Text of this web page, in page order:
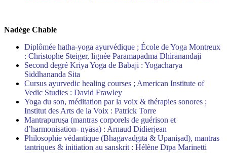
Nadège Chable
Diplômée hatha-yoga ayurvédique ; École de Yoga Montreux
: Christophe Steiger, lignée Paramapadma Dhiranandaji
Second degré Kriya Yoga de Babaji : Yogacharya
Siddhananda Sita
Cursus ayurvedic healing courses ; American Institute of
Vedic Studies : David Frawley
Yoga du son, méditation par la voix & thérapies sonores ;
Institut des Arts de la Voix : Patrick Torre
Mantrapuruṣa (mantras corporels de guérison et
d’harmonisation- nyāsa) : Arnaud Didierjean
Philosophie védantique (Bhagavadgītā & Upaniṣad), mantras
tantriques & initiation au sanskrit : Hélène Dīpa Marinetti